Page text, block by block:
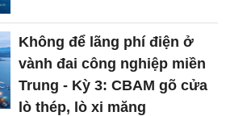
Không để lãng phí điện ở
vành đai công nghiệp miền
Trung - Kỳ 3: CBAM gõ cửa
lò thép, lò xi măng